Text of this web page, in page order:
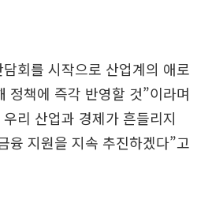
회를 시작으로 산업계의 애로
정책에 즉각 반영할 것”이라며
리 산업과 경제가 흔들리지
융 지원을 지속 추진하겠다”고